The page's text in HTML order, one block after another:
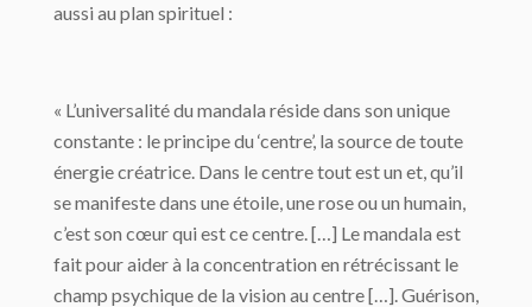
aussi au plan spirituel :
« L’universalité du mandala réside dans son unique
constante : le principe du ‘centre’, la source de toute
énergie créatrice. Dans le centre tout est un et, qu’il
se manifeste dans une étoile, une rose ou un humain,
c’est son cœur qui est ce centre. […] Le mandala est
fait pour aider à la concentration en rétrécissant le
champ psychique de la vision au centre […]. Guérison,